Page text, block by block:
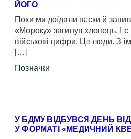
ЙОГО
Поки ми доїдали паски й
«Мороку» загинув хлопець. І
військові цифри. Це люди. З
[…]
Позначки
У БДМУ ВІДБУВСЯ ДЕНЬ
У ФОРМАТІ «МЕДИЧНИЙ